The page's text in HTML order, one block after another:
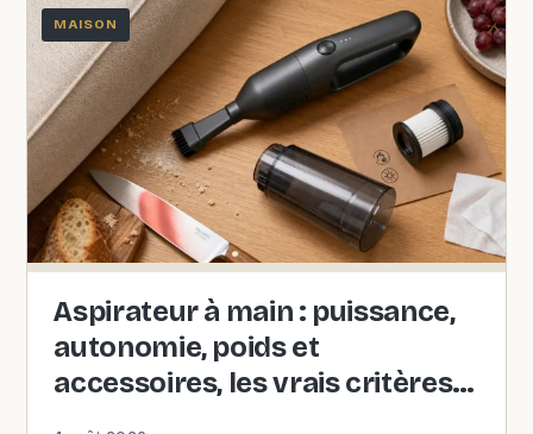
MAISON
Aspirateur à main : puissance,
autonomie, poids et
accessoires, les vrais critères à